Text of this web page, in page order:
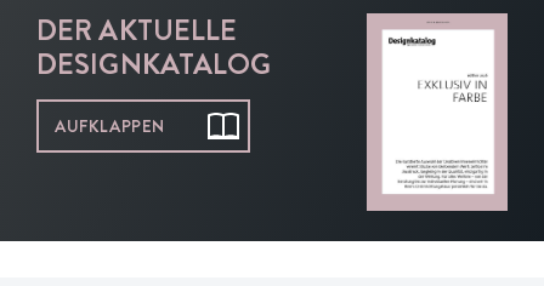
DER AKTUELLE
DESIGNKATALOG
AUFKLAPPEN